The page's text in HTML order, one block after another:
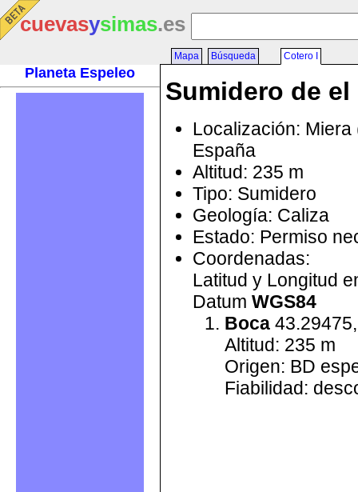
cuevasysimas.es
Planeta Espeleo
Mapa Búsqueda Cotero I
Sumidero de el
Localización: Miera
España
Altitud: 235 m
Tipo: Sumidero
Geología: Caliza
Estado: Permiso
Coordenadas:
Latitud y Longitud
Datum WGS84
Boca
Altitud: 235 m
Origen: BD
Fiabilidad: